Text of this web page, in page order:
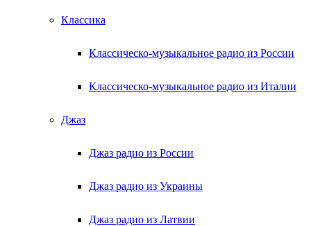
Классика
Классическо-музыкальное радио из России
Классическо-музыкальное радио из Италии
Джаз
Джаз радио из России
Джаз радио из Украины
Джаз радио из Латвии